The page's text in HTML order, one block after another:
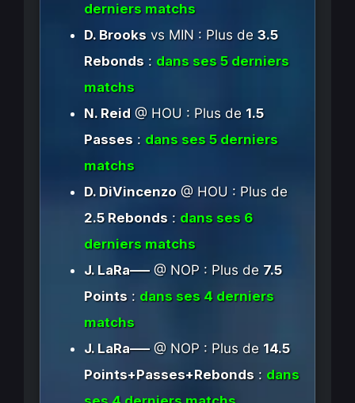
derniers matchs
D. Brooks vs MIN : Plus de3.5
Rebonds : dans ses 5 derniers
matchs
N. Reid @ HOU : Plus de 1.5
Passes : dans ses 5 derniers
matchs
D. DiVincenzo@ HOU : Plus de
2.5 Rebonds : dans ses 6
derniers matchs
J. LaRa—–@ NOP : Plus de 7.5
Points : dans ses 4 derniers
matchs
J. LaRa—–@ NOP : Plus de 14.5
Points+Passes+Rebonds : dans